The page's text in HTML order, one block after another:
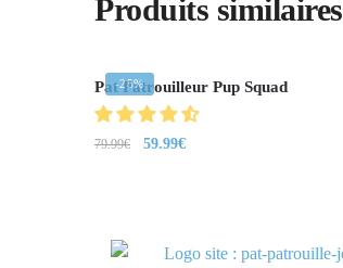
Produits similaires
-25%
Pat Patrouilleur Pup Squad
79.99€ 59.99€